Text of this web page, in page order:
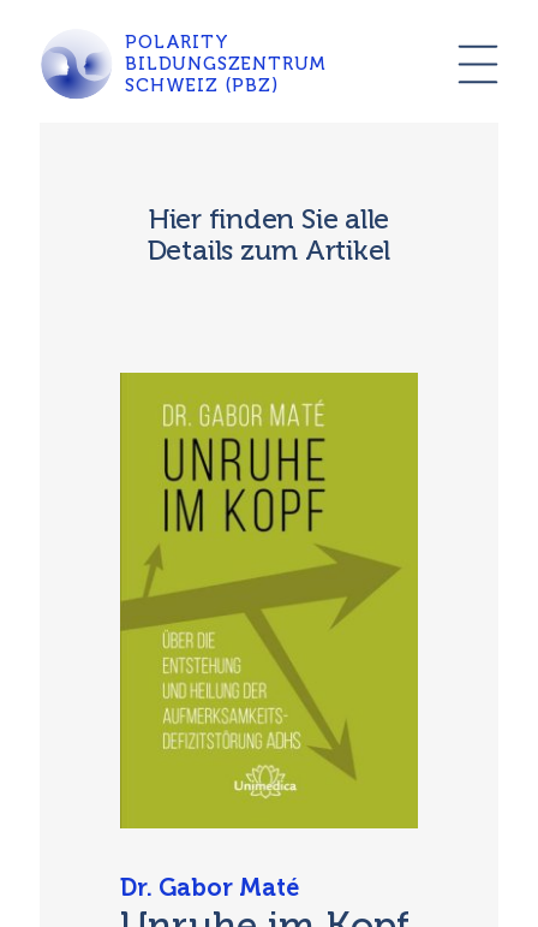
POLARITY
BILDUNGSZENTRUM
SCHWEIZ (PBZ)
Hier finden Sie alle
Details zum Artikel
Dr. Gabor Maté